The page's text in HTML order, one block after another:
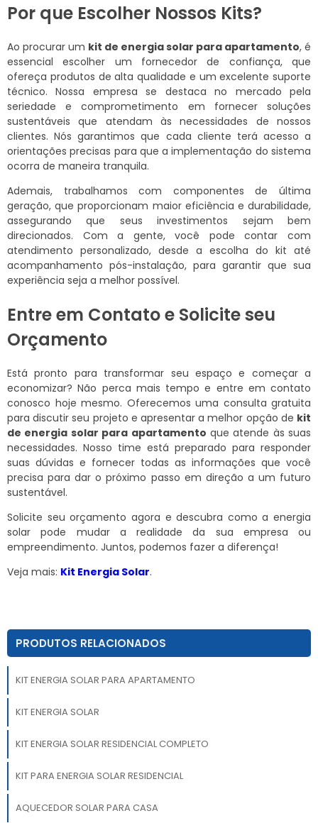
Por que Escolher Nossos Kits?
Ao procurar um kit de energia solar para apartamento, é
essencial escolher um fornecedor de confiança, que
ofereça produtos de alta qualidade e um excelente suporte
técnico. Nossa empresa se destaca no mercado pela
seriedade e comprometimento em fornecer soluções
sustentáveis que atendam às necessidades de nossos
clientes. Nós garantimos que cada cliente terá acesso a
orientações precisas para que a implementação do sistema
ocorra de maneira tranquila.
Ademais, trabalhamos com componentes de última
geração, que proporcionam maior eficiência e durabilidade,
assegurando que seus investimentos sejam bem
direcionados. Com a gente, você pode contar com
atendimento personalizado, desde a escolha do kit até
acompanhamento pós-instalação, para garantir que sua
experiência seja a melhor possível.
Entre em Contato e Solicite seu
Orçamento
Está pronto para transformar seu espaço e começar a
economizar? Não perca mais tempo e entre em contato
conosco hoje mesmo. Oferecemos uma consulta gratuita
para discutir seu projeto e apresentar a melhor opção de kit
de energia solar para apartamento que atende às suas
necessidades. Nosso time está preparado para responder
suas dúvidas e fornecer todas as informações que você
precisa para dar o próximo passo em direção a um futuro
sustentável.
Solicite seu orçamento agora e descubra como a energia
solar pode mudar a realidade da sua empresa ou
empreendimento. Juntos, podemos fazer a diferença!
Veja mais: Kit Energia Solar.
PRODUTOS RELACIONADOS
KIT ENERGIA SOLAR PARA APARTAMENTO
KIT ENERGIA SOLAR
KIT ENERGIA SOLAR RESIDENCIAL COMPLETO
KIT PARA ENERGIA SOLAR RESIDENCIAL
AQUECEDOR SOLAR PARA CASA